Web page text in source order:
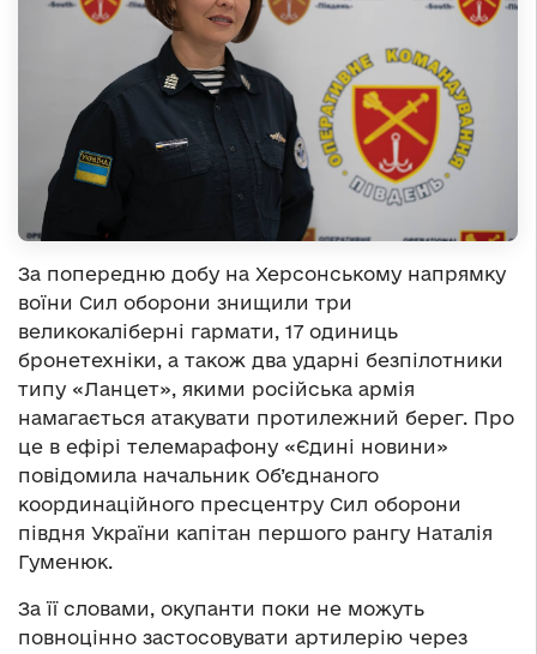
За попередню добу на Херсонському напрямку
воїни Сил оборони знищили три
великокаліберні гармати, 17 одиниць
бронетехніки, а також два ударні безпілотники
типу «Ланцет», якими російська армія
намагається атакувати протилежний берег. Про
це в ефірі телемарафону «Єдині новини»
повідомила начальник Об’єднаного
координаційного пресцентру Сил оборони
півдня України капітан першого рангу Наталія
Гуменюк.
За її словами, окупанти поки не можуть
повноцінно застосовувати артилерію через